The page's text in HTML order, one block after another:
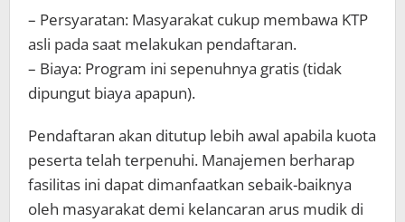
– Persyaratan: Masyarakat cukup membawa KTP
asli pada saat melakukan pendaftaran.
– Biaya: Program ini sepenuhnya gratis (tidak
dipungut biaya apapun).
Pendaftaran akan ditutup lebih awal apabila kuota
peserta telah terpenuhi. Manajemen berharap
fasilitas ini dapat dimanfaatkan sebaik-baiknya
oleh masyarakat demi kelancaran arus mudik di